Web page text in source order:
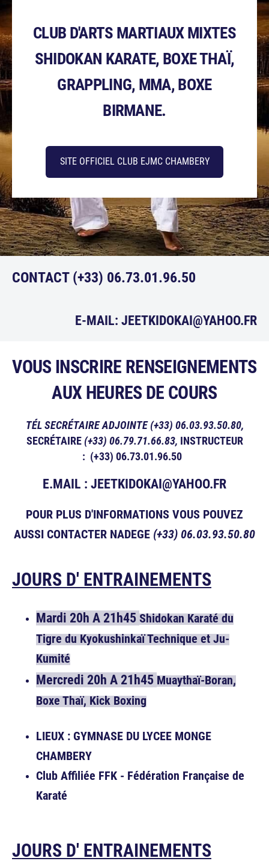
CLUB D'ARTS MARTIAUX MIXTES
SHIDOKAN KARATE, BOXE THAÏ,
GRAPPLING, MMA, BOXE
BIRMANE.
​SITE OFFICIEL CLUB EJMC CHAMBERY​
CONTACT (+33) 06.73.01.96.50
E-MAIL: JEETKIDOKAI@YAHOO.FR
VOUS INSCRIRE RENSEIGNEMENTS
AUX HEURES DE COURS
TÉL SECRÉTAIRE ADJOINTE (+33) 06.03.93.50.80,
SECRÉTAIRE (+33) 06.79.71.66.83, INSTRUCTEUR
: (+33) 06.73.01.96.50
E.MAIL : JEETKIDOKAI@YAHOO.FR
POUR PLUS D'INFORMATIONS VOUS POUVEZ
AUSSI CONTACTER NADEGE (+33) 06.03.93.50.80
JOURS D' ENTRAINEMENTS
Mardi 20h A 21h45 Shidokan Karaté du
Tigre du Kyokushinkaï Technique et Ju-
Kumité
Mercredi 20h A 21h45 Muaythaï-Boran,
Boxe Thaï, Kick Boxing
LIEUX : GYMNASE DU LYCEE MONGE
CHAMBERY
Club Affiliée FFK - Fédération Française de
Karaté
JOURS D' ENTRAINEMENTS